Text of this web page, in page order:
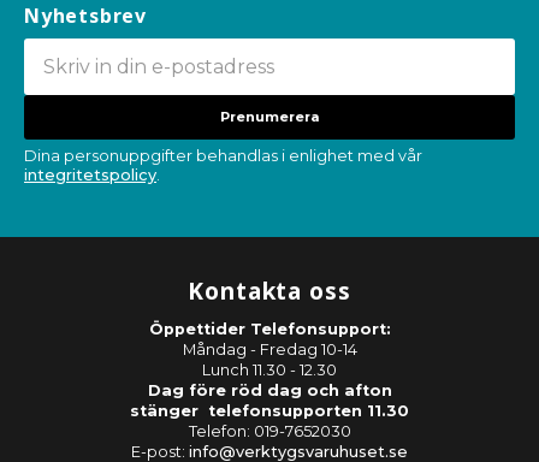
Nyhetsbrev
Prenumerera
Dina personuppgifter behandlas i enlighet med vår
integritetspolicy.
Kontakta oss
Öppettider Telefonsupport:
Måndag - Fredag 10-14
Lunch 11.30 - 12.30
Dag före röd dag och afton
stänger telefonsupporten 11.30
Telefon: 019-7652030
E-post: info@verktygsvaruhuset.se